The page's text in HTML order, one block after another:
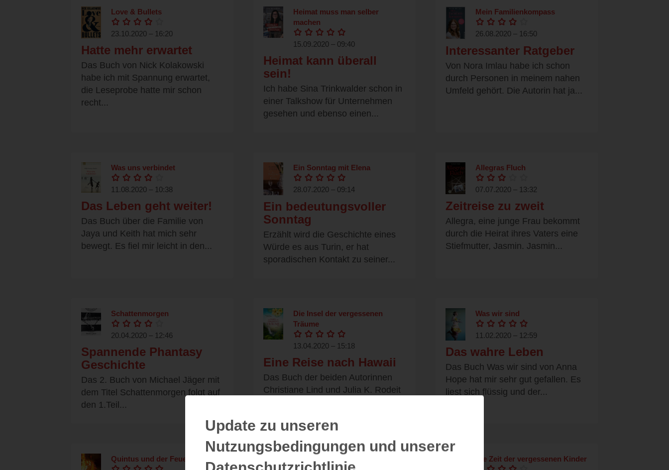
Love & Bullets
23.10.2020 – 16:20
Hatte mehr erwartet
Das Buch von Nick Kolakowski
habe ich mit Spannung erwartet,
die Leseprobe hatte mir schon
recht...
Heimat muss man selber
machen
15.09.2020 – 09:40
Heimat kann überall
sein!
Ich habe Sina Trinkwalder schon in
einer Talkshow für Unternehmen
gesehen und ebenso einen...
Mein Familienkompass
26.08.2020 – 16:50
Interessanter Ratgeber
Von Nora Imlau habe ich schon
durch Personen in meinem nahen
Umfeld gehört. Die Autorin hat ja...
Was uns verbindet
11.08.2020 – 10:38
Das Leben geht weiter!
Das Buch über die Familie von
Jaya und Keith hat mich sehr
bewegt. Es fiel mir leicht in den...
Ein Sonntag mit Elena
28.07.2020 – 09:14
Ein bedeutungsvoller
Sonntag
Erzählt wird die Geschichte eines
Würde es aus Turin, er hat
sporadischen Kontakt zu seiner...
Allegras Fluch
07.07.2020 – 13:32
Zeitreise zu zweit
Allegra, eine junge Frau bekommt
durch die Heirat ihres Vaters eine
Stiefmutter, Jasmin. Jasmin...
Schattenmorgen
20.04.2020 – 12:46
Spannende Phantasy
Geschichte
Das 2. Buch von Michael Jäger mit
dem Titel Schattenmorgen folgt auf
den 1.Teil...
Die Insel der vergessenen
Träume
13.04.2020 – 15:18
Eine Reise nach Hawaii
Das Buch der beiden Autorinnen
Christiane Lind und Julia K. Rodeit
Was wir sind
11.02.2020 – 12:59
Das wahre Leben
Das Buch Was wir sind von Anna
Hope hat mir sehr gut gefallen. Es
liest sich flüssig und der...
Quintus und der Feuerreiter Die Zeit der vergessenen Kinder
Update zu unseren
Nutzungsbedingungen und unserer